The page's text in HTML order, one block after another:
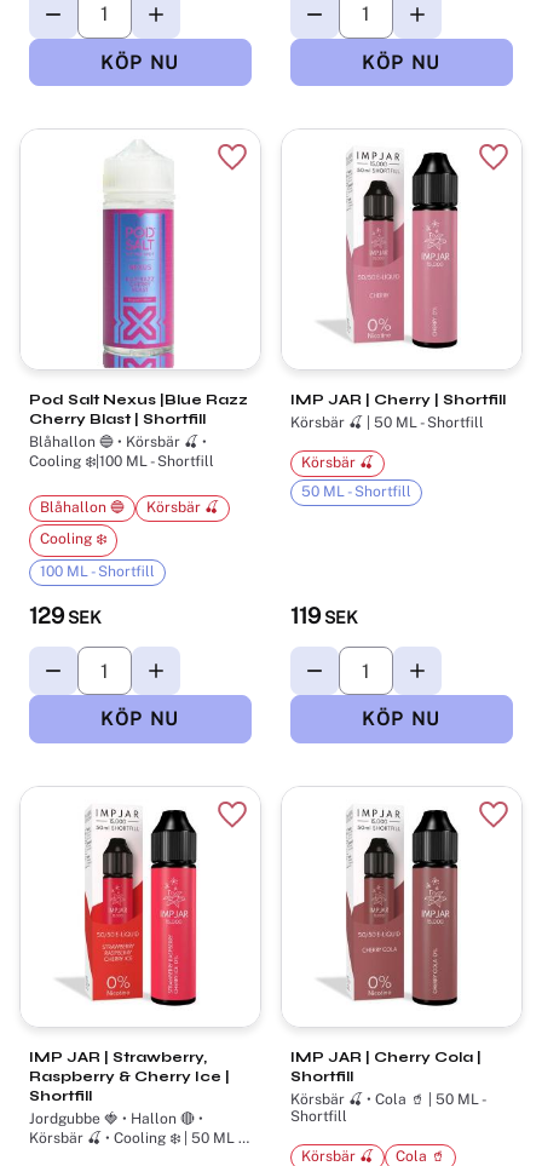
Pod Salt Nexus |Blue Razz
Cherry Blast | Shortfill
Blåhallon 🔵 • Körsbär 🍒 •
Cooling ❄️|100 ML - Shortfill
129 SEK
Blåhallon 🔵
Körsbär 🍒
Cooling ❄️
100 ML - Shortfill
Lägg till i favoriter
IMP JAR | Cherry | Shortfill
Körsbär 🍒 | 50 ML - Shortfill
119 SEK
Körsbär 🍒
50 ML - Shortfill
IMP JAR | Strawberry,
Raspberry & Cherry Ice |
Shortfill
Jordgubbe 🍓 • Hallon 🔴 •
Körsbär 🍒 • Cooling ❄️ | 50 ML -
Lägg till i favoriter
IMP JAR | Cherry Cola |
Shortfill
Körsbär 🍒 • Cola 🥤 | 50 ML -
Shortfill
Körsbär 🍒
Cola 🥤